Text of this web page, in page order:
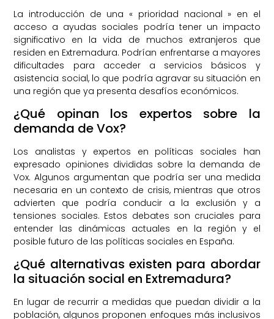
La introducción de una « prioridad nacional » en el
acceso a ayudas sociales podría tener un impacto
significativo en la vida de muchos extranjeros que
residen en Extremadura. Podrían enfrentarse a mayores
dificultades para acceder a servicios básicos y
asistencia social, lo que podría agravar su situación en
una región que ya presenta desafíos económicos.
¿Qué opinan los expertos sobre la
demanda de Vox?
Los analistas y expertos en políticas sociales han
expresado opiniones divididas sobre la demanda de
Vox. Algunos argumentan que podría ser una medida
necesaria en un contexto de crisis, mientras que otros
advierten que podría conducir a la exclusión y a
tensiones sociales. Estos debates son cruciales para
entender las dinámicas actuales en la región y el
posible futuro de las políticas sociales en España.
¿Qué alternativas existen para abordar
la situación social en Extremadura?
En lugar de recurrir a medidas que puedan dividir a la
población, algunos proponen enfoques más inclusivos